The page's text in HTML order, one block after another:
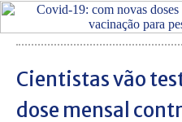
Cientistas vão
dose mensal